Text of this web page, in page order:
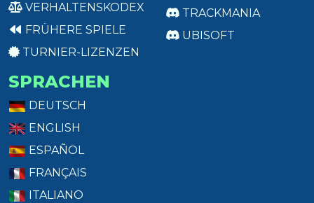
VERHALTENSKODEX
FRÜHERE SPIELE
TURNIER-LIZENZEN
TRACKMANIA
UBISOFT
SPRACHEN
DEUTSCH
ENGLISH
ESPAÑOL
FRANÇAIS
ITALIANO